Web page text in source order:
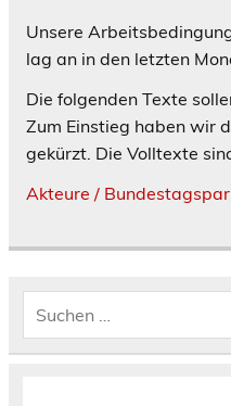
Unsere
lag an in den letzten
Die folgenden Texte
Zum Einstieg haben wir
gekürzt. Die Volltexte
Akteure /